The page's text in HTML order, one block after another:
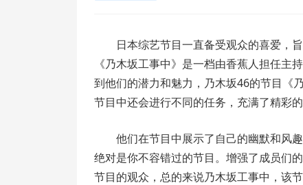
日本综艺节目一直备受观众的喜爱，
《乃木坂工事中》是一档由香蕉人担任主
到他们的潜力和魅力，乃木坂46的节目《
节目中还会进行不同的任务，充满了精彩
他们在节目中展示了自己的幽默和风
绝对是你不容错过的节目。增强了成员们
节目的观众，总的来说乃木坂工事中，该